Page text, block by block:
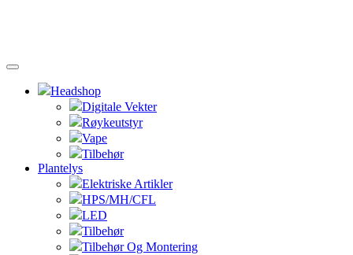
Headshop
Digitale Vekter
Røykeutstyr
Vape
Tilbehør
Plantelys
Elektriske Artikler
HPS/MH/CFL
LED
Tilbehør
Tilbehør Og Montering